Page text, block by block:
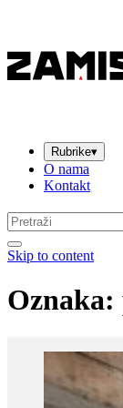
Rubrike▾
O nama
Kontakt
Pretraga:
Skip to content
Oznaka: